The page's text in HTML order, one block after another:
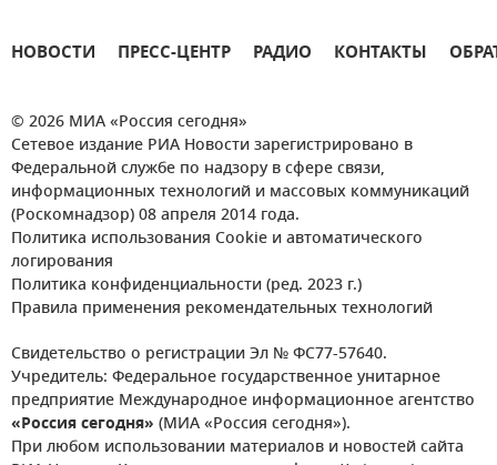
НОВОСТИ ПРЕСС-ЦЕНТР РАДИО КОНТАКТЫ
© 2026 МИА «Россия сегодня»
Сетевое издание РИА Новости зарегистрировано в
Федеральной службе по надзору в сфере связи,
информационных технологий и массовых коммуникаций
(Роскомнадзор) 08 апреля 2014 года.
Политика использования Cookie и автоматического
логирования
Политика конфиденциальности (ред. 2023 г.)
Правила применения рекомендательных технологий
Свидетельство о регистрации Эл № ФС77-57640.
Учредитель: Федеральное государственное унитарное
предприятие Международное информационное агентство
«Россия сегодня» (МИА «Россия сегодня»).
При любом использовании материалов и новостей сайта